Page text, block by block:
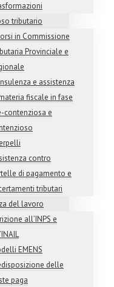
tributario
in Commissione
Provinciale e
e assistenza
fiscale in fase
contenziosa e
contro
di pagamento e
tributari
del lavoro
all’INPS e
EMENS
delle
paga